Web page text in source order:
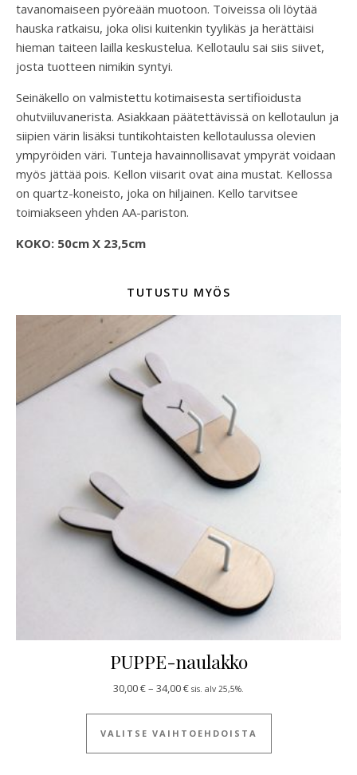
tavanomaiseen pyöreään muotoon. Toiveissa oli löytää
hauska ratkaisu, joka olisi kuitenkin tyylikäs ja herättäisi
hieman taiteen lailla keskustelua. Kellotaulu sai siis siivet,
josta tuotteen nimikin syntyi.
Seinäkello on valmistettu kotimaisesta sertifioidusta
ohutviiluvanerista. Asiakkaan päätettävissä on kellotaulun ja
siipien värin lisäksi tuntikohtaisten kellotaulussa olevien
ympyröiden väri. Tunteja havainnollisavat ympyrät voidaan
myös jättää pois. Kellon viisarit ovat aina mustat. Kellossa
on quartz-koneisto, joka on hiljainen. Kello tarvitsee
toimiakseen yhden AA-pariston.
KOKO: 50cm X 23,5cm
TUTUSTU MYÖS
PUPPE-naulakko
30,00€– 34,00€Hintaluokka: 30,00 € - 34,00 €
sis. alv 25,5%.
VALITSE VAIHTOEHDOISTA
Tällä tuotteella